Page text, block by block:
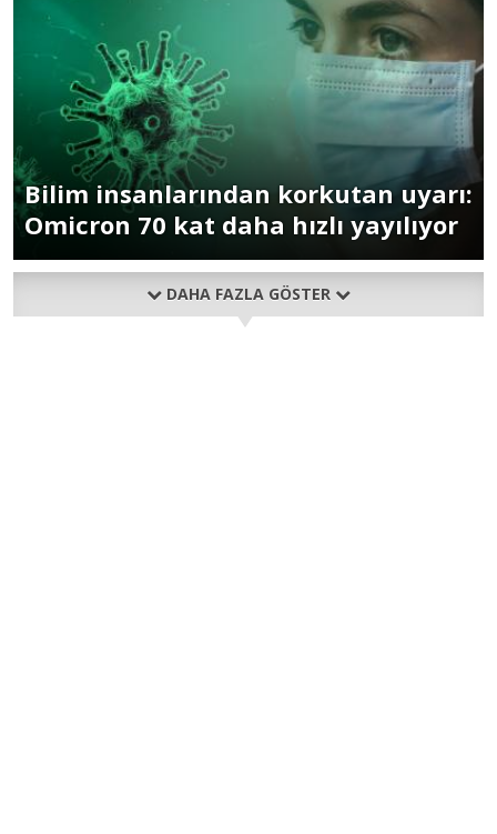
Bilim insanlarından korkutan uyarı:
Omicron 70 kat daha hızlı yayılıyor
DAHA FAZLA GÖSTER